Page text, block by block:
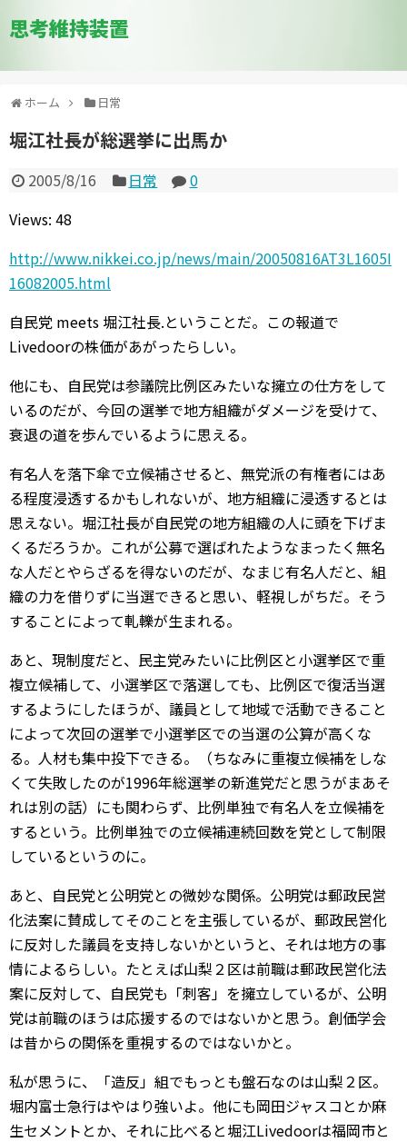
思考維持装置
ホーム 日常
堀江社長が総選挙に出馬か
2005/8/16 日常
0
Views: 48
http://www.nikkei.co.jp/news/main/20050816AT3L1605I
16082005.html
自民党 meets 堀江社長.ということだ。この報道で
Livedoorの株価があがったらしい。
他にも、自民党は参議院比例区みたいな擁立の仕方をして
いるのだが、今回の選挙で地方組織がダメージを受けて、
衰退の道を歩んでいるように思える。
有名人を落下傘で立候補させると、無党派の有権者にはあ
る程度浸透するかもしれないが、地方組織に浸透するとは
思えない。堀江社長が自民党の地方組織の人に頭を下げま
くるだろうか。これが公募で選ばれたようなまったく無名
な人だとやらざるを得ないのだが、なまじ有名人だと、組
織の力を借りずに当選できると思い、軽視しがちだ。そう
することによって軋轢が生まれる。
あと、現制度だと、民主党みたいに比例区と小選挙区で重
複立候補して、小選挙区で落選しても、比例区で復活当選
するようにしたほうが、議員として地域で活動できること
によって次回の選挙で小選挙区での当選の公算が高くな
る。人材も集中投下できる。（ちなみに重複立候補をしな
くて失敗したのが1996年総選挙の新進党だと思うがまあそ
れは別の話）にも関わらず、比例単独で有名人を立候補を
するという。比例単独での立候補連続回数を党として制限
しているというのに。
あと、自民党と公明党との微妙な関係。公明党は郵政民営
化法案に賛成してそのことを主張しているが、郵政民営化
に反対した議員を支持しないかというと、それは地方の事
情によるらしい。たとえば山梨２区は前職は郵政民営化法
案に反対して、自民党も「刺客」を擁立しているが、公明
党は前職のほうは応援するのではないかと思う。創価学会
は昔からの関係を重視するのではないかと。
私が思うに、「造反」組でもっとも盤石なのは山梨２区。
堀内富士急行はやはり強いよ。他にも岡田ジャスコとか麻
生セメントとか、それに比べると堀江Livedoorは福岡市と